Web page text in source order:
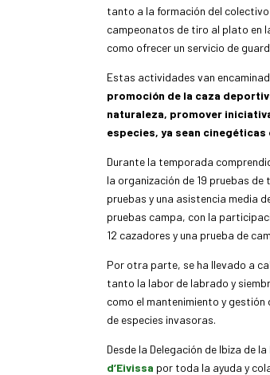
tanto a la formación del
campeonatos de tiro al plato en
como ofrecer un servicio de
Estas actividades van
promoción de la caza
naturaleza, promover
especies, ya sean cinegéticas
Durante la temporada
la organización de 19 pruebas
pruebas y una asistencia media
pruebas campa, con la
12 cazadores y una prueba de
Por otra parte, se ha llevado a
tanto la labor de labrado y
como el mantenimiento y
de especies invasoras.
Desde la Delegación de Ibiza de
d’Eivissa por toda la ayuda y